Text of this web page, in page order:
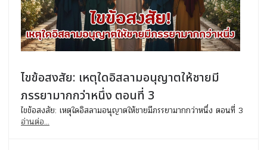
ไขข้อสงสัย: เหตุใดอิสลามอนุญาตให้ชายมี
ภรรยามากกว่าหนึ่ง ตอนที่ 3
ไขข้อสงสัย: เหตุใดอิสลามอนุญาตให้ชายมีภรรยามากกว่าหนึ่ง ตอนที่ 3
อ่านต่อ...